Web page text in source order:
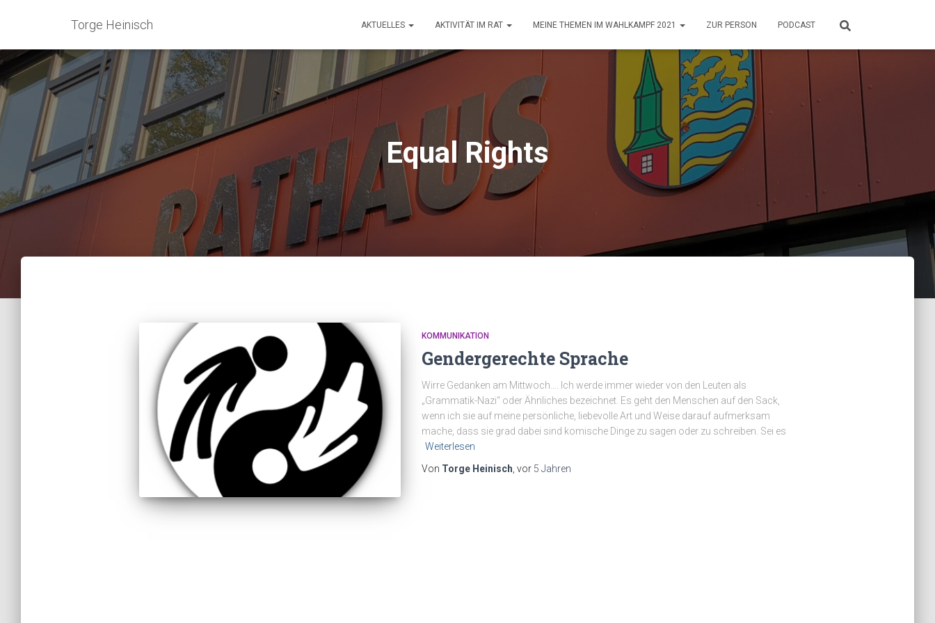
Torge Heinisch AKTUELLES AKTIVITÄT IM RAT MEINE THEMEN IM WAHLKAMPF 2021 ZUR PERSON PODCAST
Equal Rights
KOMMUNIKATION
Gendergerechte Sprache
Wirre Gedanken am Mittwoch…. Ich werde immer wieder von den Leuten als
„Grammatik-Nazi“ oder Ähnliches bezeichnet. Es geht den Menschen auf den Sack,
wenn ich sie auf meine persönliche, liebevolle Art und Weise darauf aufmerksam
mache, dass sie grad dabei sind komische Dinge zu sagen oder zu schreiben. Sei es
Weiterlesen
Von Torge Heinisch , vor 5 Jahren